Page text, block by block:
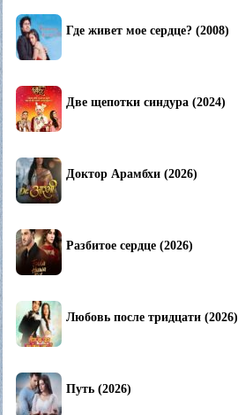
Где живет мое сердце? (2008)
Две щепотки синдура (2024)
Доктор Арамбхи (2026)
Разбитое сердце (2026)
Любовь после тридцати (2026)
Путь (2026)